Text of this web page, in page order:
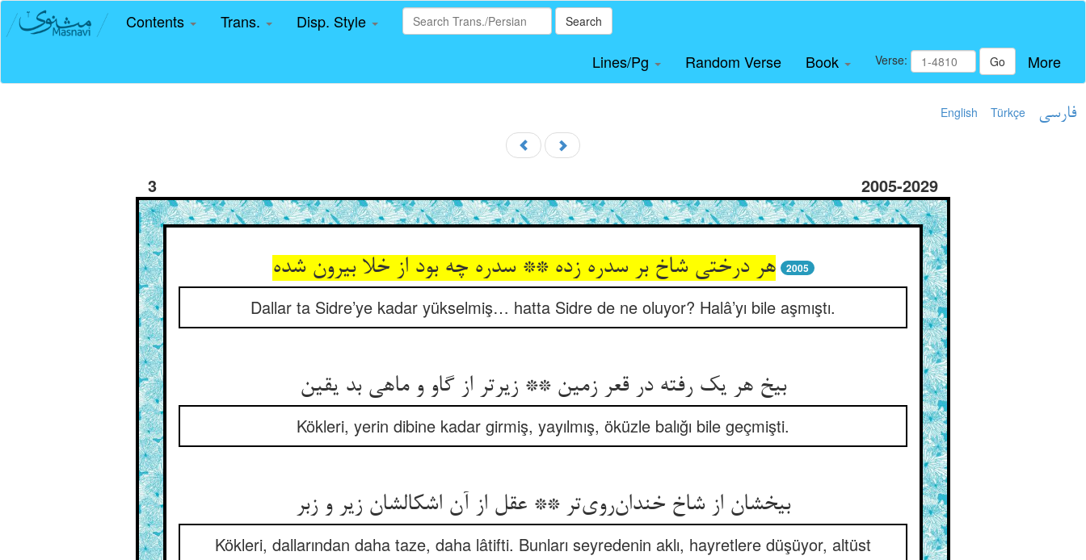
Contents Trans. Disp. Style Search
Lines/Pg Random Verse Book Verse: Go More
English Türkçe فارسی
3 2005-2029
هر درختی شاخ بر سدره زده ** سدره چه بود از خلا بیرون شده 2005
Dallar ta Sidre’ye kadar yükselmiş… hatta Sidre de ne oluyor? Halâ’yı bile aşmıştı.
بیخ هر یک رفته در قعر زمین ** زیرتر از گاو و ماهی بد یقین
Kökleri, yerin dibine kadar girmiş, yayılmış, öküzle balığı bile geçmişti.
بیخشان از شاخ خندان‌روی‌تر ** عقل از آن اشکالشان زیر و زبر
Kökleri, dallarından daha taze, daha lâtifti. Bunları seyredenin aklı, hayretlere düşüyor, altüst